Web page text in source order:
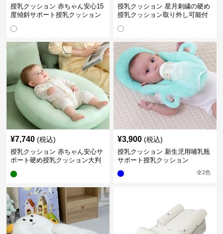
授乳クッション 赤ちゃん安心15
度傾斜サポート授乳クッション
授乳クッション 星月刺繍の硬め
授乳クッション取り外し可能付
¥7,740 (税込)
授乳クッション 赤ちゃん安心サ
ポート硬め授乳クッション大判
¥3,900 (税込)
授乳クッション 新生児用哺乳瓶
サポート授乳クッション
全2色